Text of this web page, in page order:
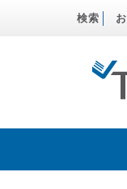
検索